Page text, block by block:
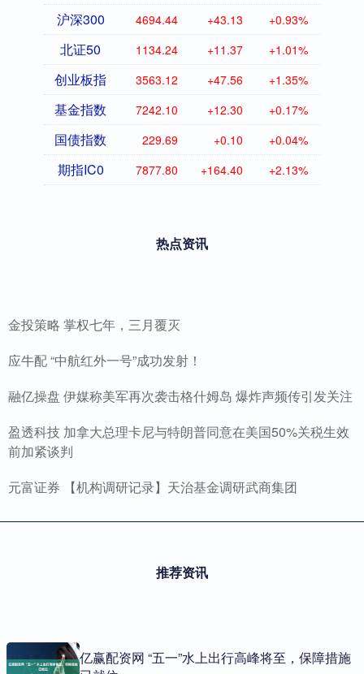
沪深300 4694.44 +43.13 +0.93%
北证50 1134.24 +11.37 +1.01%
创业板指 3563.12 +47.56 +1.35%
基金指数 7242.10 +12.30 +0.17%
国债指数 229.69 +0.10 +0.04%
期指IC0 7877.80 +164.40 +2.13%
热点资讯
金投策略 掌权七年，三月覆灭
应牛配 “中航红外一号”成功发射！
融亿操盘 伊媒称美军再次袭击格什姆岛 爆炸声频传引发关注
盈透科技 加拿大总理卡尼与特朗普同意在美国50%关税生效
前加紧谈判
元富证券 【机构调研记录】天治基金调研武商集团
推荐资讯
亿赢配资网 “五一”水上出行高峰将至，保障措施